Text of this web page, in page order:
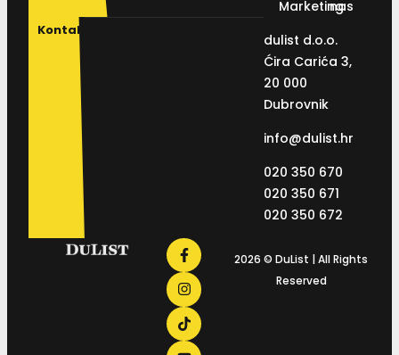
Marketing
nas
Kontakt
dulist d.o.o.
Ćira Carića 3,
20 000
Dubrovnik
info@dulist.hr
020 350 670
020 350 671
020 350 672
2026 © DuList | All Rights
Reserved